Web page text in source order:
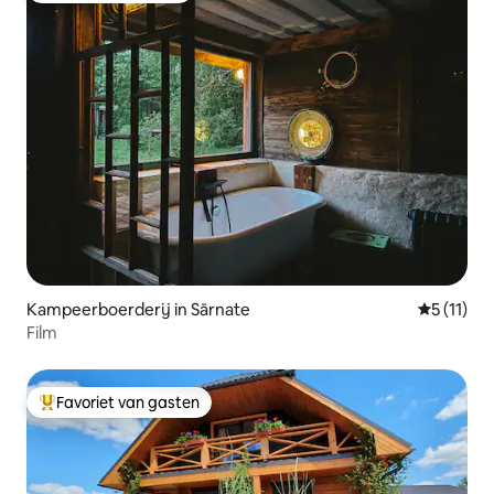
Kampeerboerderij in Sārnate
5 (11)
Film
Topfavoriet van gasten
Favoriet van gasten